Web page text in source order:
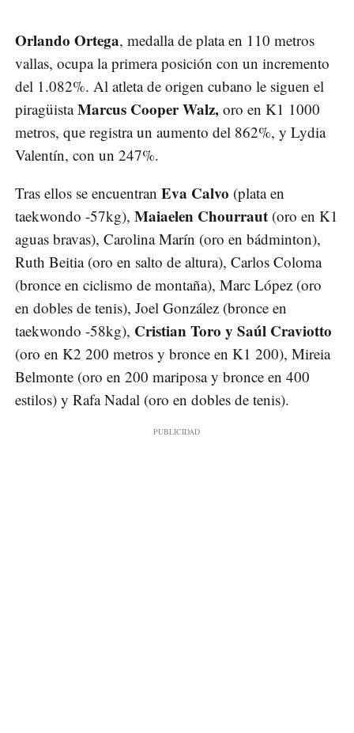
Orlando Ortega, medalla de plata en 110 metros
vallas, ocupa la primera posición con un incremento
del 1.082%. Al atleta de origen cubano le siguen el
piragüistaMarcus Cooper Walz, oro en K1 1000
metros, que registra un aumento del 862%, y Lydia
Valentín, con un 247%.
Tras ellos se encuentran Eva Calvo (plata en
taekwondo -57kg), Maiaelen Chourraut (oro en K1
aguas bravas), Carolina Marín (oro en bádminton),
Ruth Beitia (oro en salto de altura), Carlos Coloma
(bronce en ciclismo de montaña), Marc López (oro
en dobles de tenis), Joel González (bronce en
taekwondo -58kg), Cristian Toro y Saúl Craviotto
(oro en K2 200 metros y bronce en K1 200), Mireia
Belmonte (oro en 200 mariposa y bronce en 400
estilos) y Rafa Nadal (oro en dobles de tenis).